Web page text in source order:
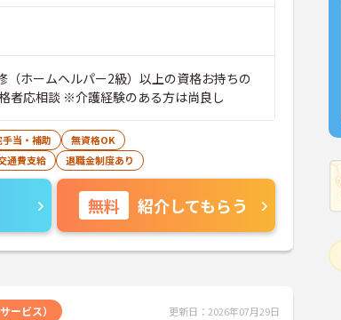
ホームヘルパー2級）以上の資格お持ちの
者応相談 ※介護経験のある方は尚良し
当・補助
無資格OK
通費支給 退職金制度あり
無料 紹介してもらう
ービス） 更新日：2026年07月29日